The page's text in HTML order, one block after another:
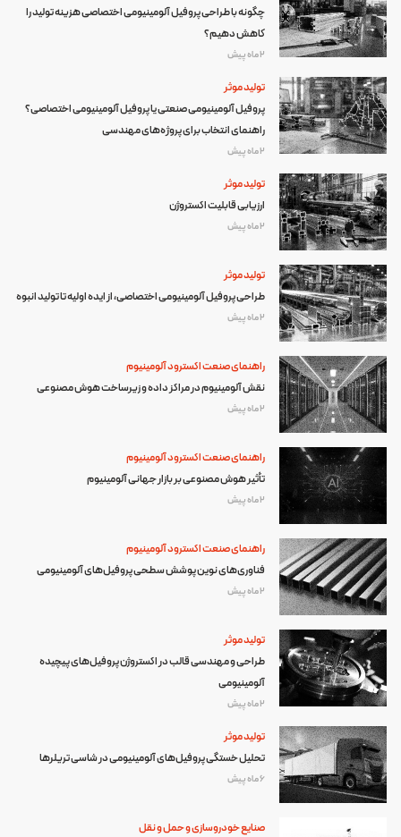
چگونه با طراحی پروفیل آلومینیومی اختصاصی هزینه تولید را
کاهش دهیم؟
2 ماه پیش
تولید موثر
پروفیل آلومینیومی صنعتی یا پروفیل آلومینیومی اختصاصی؟
راهنمای انتخاب برای پروژه‌های مهندسی
2 ماه پیش
تولید موثر
ارزیابی قابلیت اکستروژن
2 ماه پیش
تولید موثر
طراحی پروفیل آلومینیومی اختصاصی، از ایده اولیه تا تولید انبوه
2 ماه پیش
راهنمای صنعت اکسترود آلومینیوم
نقش آلومینیوم در مراکز داده و زیرساخت هوش مصنوعی
2 ماه پیش
راهنمای صنعت اکسترود آلومینیوم
تأثیر هوش مصنوعی بر بازار جهانی آلومینیوم
2 ماه پیش
راهنمای صنعت اکسترود آلومینیوم
فناوری‌های نوین پوشش سطحی پروفیل‌های آلومینیومی
2 ماه پیش
تولید موثر
طراحی و مهندسی قالب در اکستروژن پروفیل‌های پیچیده
آلومینیومی
2 ماه پیش
تولید موثر
تحلیل خستگی پروفیل‌های آلومینیومی در شاسی تریلرها
6 ماه پیش
صنایع خودروسازی و حمل و نقل